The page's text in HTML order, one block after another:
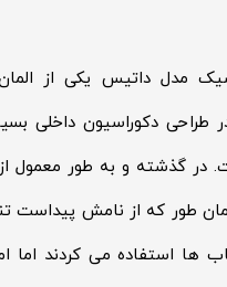
مدل داتیس یکی از
دکوراسیون داخلی
در گذشته و به طور معمول
طور که از نامش پیداست
ها استفاده می کردند اما